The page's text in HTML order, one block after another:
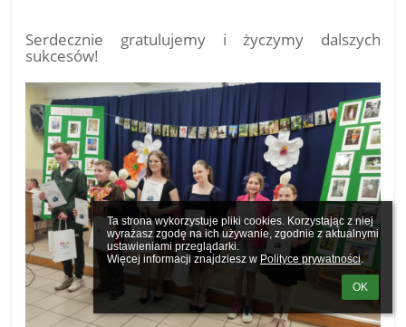
Ta strona wykorzystuje pliki cookies. Korzystając z niej
wyrażasz zgodę na ich używanie, zgodnie z aktualnymi
ustawieniami przeglądarki.
Więcej informacji znajdziesz w Polityce prywatności.
OK
Serdecznie gratulujemy i życzymy dalszych
sukcesów!